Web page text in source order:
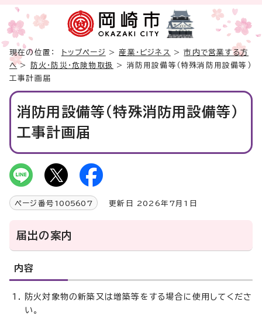
現在の位置： トップページ > 産業・ビジネス >市内で営業する方
へ> 防火・防災・危険物取扱
> 消防用設備等（特殊消防用設備等）
工事計画届
消防用設備等（特殊消防用設備等）
工事計画届
ページ番号 1005607 更新日 2026年7月1日
届出の案内
内容
防火対象物の新築又は増築等をする場合に使用してくださ
い。